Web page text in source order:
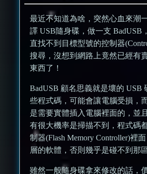
最近不知道為啥，突然心血來潮
譯 USB隨身碟，做一支 BadUSB
直找不到目標型號的控制器
搜尋，沒想到網路上竟然已經有
東西了！
BadUSB 顧名思義就是壞的 USB
些程式碼，可能會讓電腦受損，
是需要實體插入電腦裡面的，並
有很大機率是掃描不到，程式碼
制器(Flash Memory Controller)裡
層的軟體，否則幾乎是碰不到那
雖然一般隨身碟拿來修改的話，